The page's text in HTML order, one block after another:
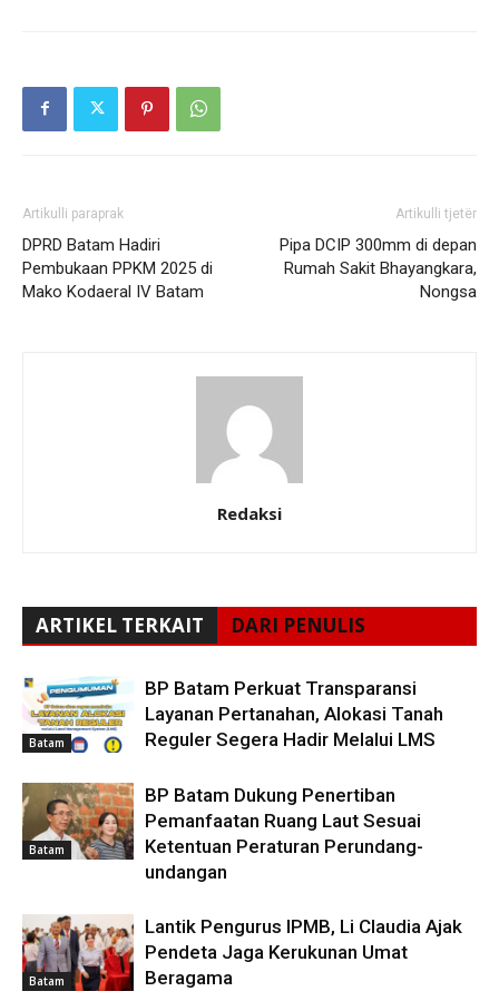
Artikulli paraprak
DPRD Batam Hadiri
Pembukaan PPKM 2025 di
Mako Kodaeral IV Batam
Artikulli tjetër
Pipa DCIP 300mm di depan
Rumah Sakit Bhayangkara,
Nongsa
Redaksi
ARTIKEL TERKAIT DARI PENULIS
Batam
BP Batam Perkuat Transparansi
Layanan Pertanahan, Alokasi Tanah
Reguler Segera Hadir Melalui LMS
Batam
BP Batam Dukung Penertiban
Pemanfaatan Ruang Laut Sesuai
Ketentuan Peraturan Perundang-
undangan
Batam
Lantik Pengurus IPMB, Li Claudia Ajak
Pendeta Jaga Kerukunan Umat
Beragama